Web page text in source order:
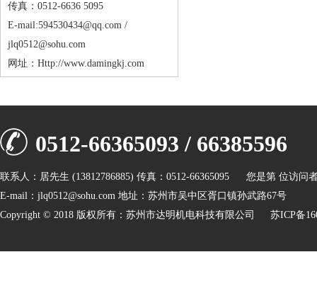
传真：0512-6636 5095
E-mail:594530434@qq.com /
jlq0512@sohu.com
网址：Http://www.damingkj.com
0512-66365093 / 66385596
联系人：居先生 (13812786885) 传真：0512-66365095 您是第 位访问
E-mail：jlq0512@sohu.com 地址：苏州市吴中区胥口镇孙武路67号
Copyright © 2018 版权所有：苏州市达明机电科技有限公司 苏ICP备